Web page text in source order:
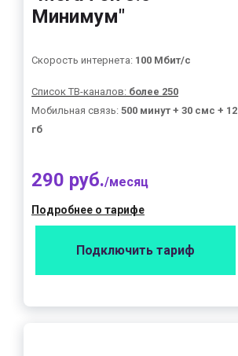
Минимум"
Скорость интернета: 100 Мбит/с
Список ТВ-каналов: более 250
Мобильная связь: 500 минут + 30 смс + 12
гб
290 руб./месяц
Подробнее о тарифе
Подключить тариф